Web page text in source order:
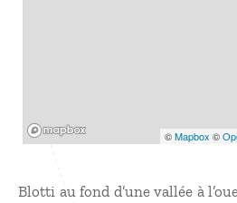
©Mapbox ©
Blotti au fond d’une vallée à